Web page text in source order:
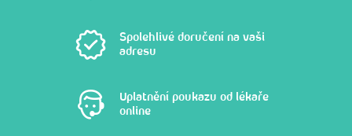
Spolehlivé doručení na vaši
adresu
Uplatnění poukazu od lékaře
online